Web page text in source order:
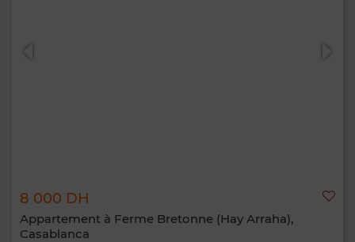
8 000 DH
Appartement à Ferme Bretonne (Hay Arraha),
Casablanca